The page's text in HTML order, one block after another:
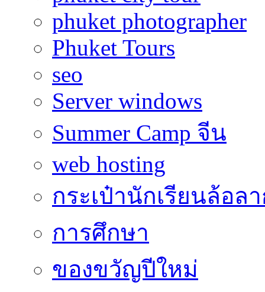
phuket photographer
Phuket Tours
seo
Server windows
Summer Camp จีน
web hosting
กระเป๋านักเรียนล้อล
การศึกษา
ของขวัญปีใหม่